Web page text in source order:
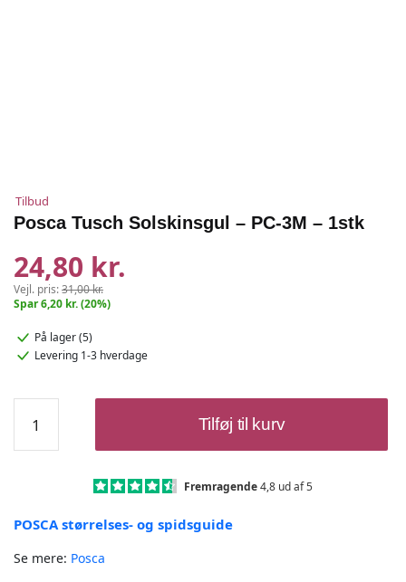
Tilbud
Posca Tusch Solskinsgul – PC-3M – 1stk
24,80 kr.
Vejl. pris:31,00 kr.
Spar 6,20 kr. (20%)
På lager (5)
Levering 1-3 hverdage
Tusch
Solskinsgul
-
antal
Tilføj til kurv
Fremragende4,8 ud af 5
POSCA størrelses- og spidsguide
Se mere: Posca